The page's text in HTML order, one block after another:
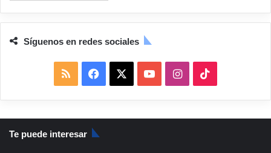
Síguenos en redes sociales
S
S
a
c
o
u
I
n
s
i
k
Te puede interesar